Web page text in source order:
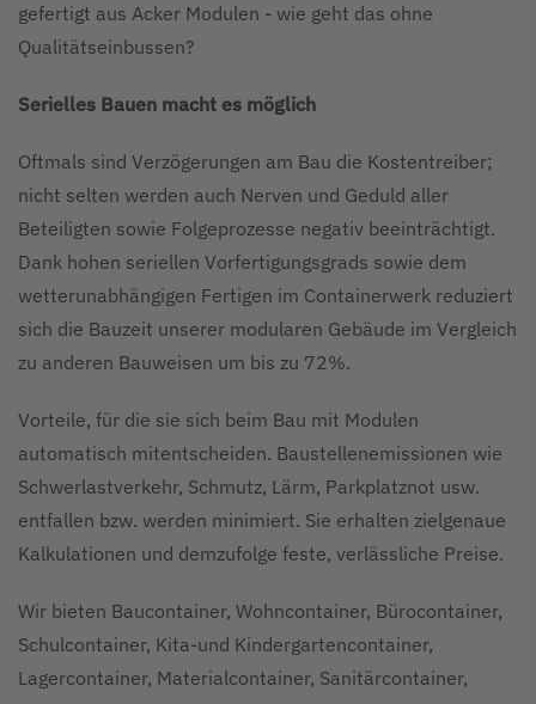
gefertigt aus Acker Modulen - wie geht das ohne
Qualitätseinbussen?
Serielles Bauen macht es möglich
Oftmals sind Verzögerungen am Bau die Kostentreiber;
nicht selten werden auch Nerven und Geduld aller
Beteiligten sowie Folgeprozesse negativ beeinträchtigt.
Dank hohen seriellen Vorfertigungsgrads sowie dem
wetterunabhängigen Fertigen im Containerwerk reduziert
sich die Bauzeit unserer modularen Gebäude im Vergleich
zu anderen Bauweisen um bis zu 72%.
Vorteile, für die sie sich beim Bau mit Modulen
automatisch mitentscheiden. Baustellenemissionen wie
Schwerlastverkehr, Schmutz, Lärm, Parkplatznot usw.
entfallen bzw. werden minimiert. Sie erhalten zielgenaue
Kalkulationen und demzufolge feste, verlässliche Preise.
Wir bieten Baucontainer, Wohncontainer, Bürocontainer,
Schulcontainer, Kita-und Kindergartencontainer,
Lagercontainer, Materialcontainer, Sanitärcontainer,